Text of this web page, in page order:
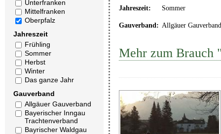
Unterfranken
Mittelfranken
Oberpfalz
Jahreszeit
Frühling
Sommer
Herbst
Winter
Das ganze Jahr
Gauverband
Allgäuer Gauverband
Bayerischer Inngau
Trachtenverband
Bayrischer Waldgau
Jahreszeit: Sommer
Gauverband: Allgäuer Gauverband
Mehr zum Brauch